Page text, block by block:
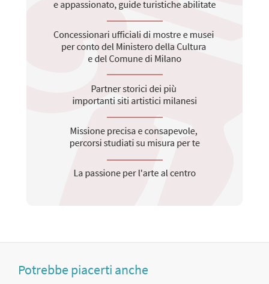
Potrebbe piacerti anche